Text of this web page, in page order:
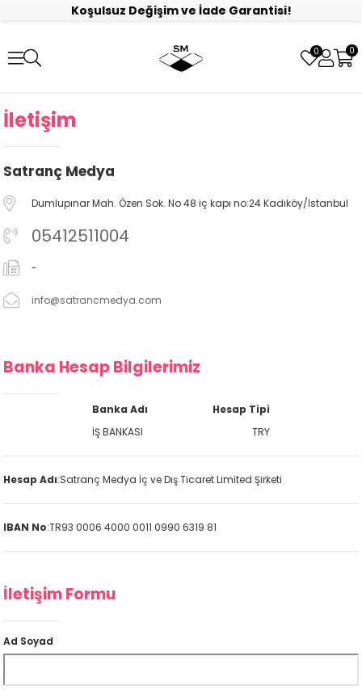
Koşulsuz Değişim ve İade Garantisi!
0 0
İletişim
Satranç Medya
Dumlupınar Mah. Özen Sok. No 48 iç kapı no:24 Kadıköy/İstanbul
05412511004
-
info@satrancmedya.com
Banka Hesap Bilgilerimiz
Banka Adı
İŞ BANKASI
Hesap Tipi
TRY
Hesap Adı:Satranç Medya İç ve Dış Ticaret Limited Şirketi
IBAN No:TR93 0006 4000 0011 0990 6319 81
İletişim Formu
Ad Soyad